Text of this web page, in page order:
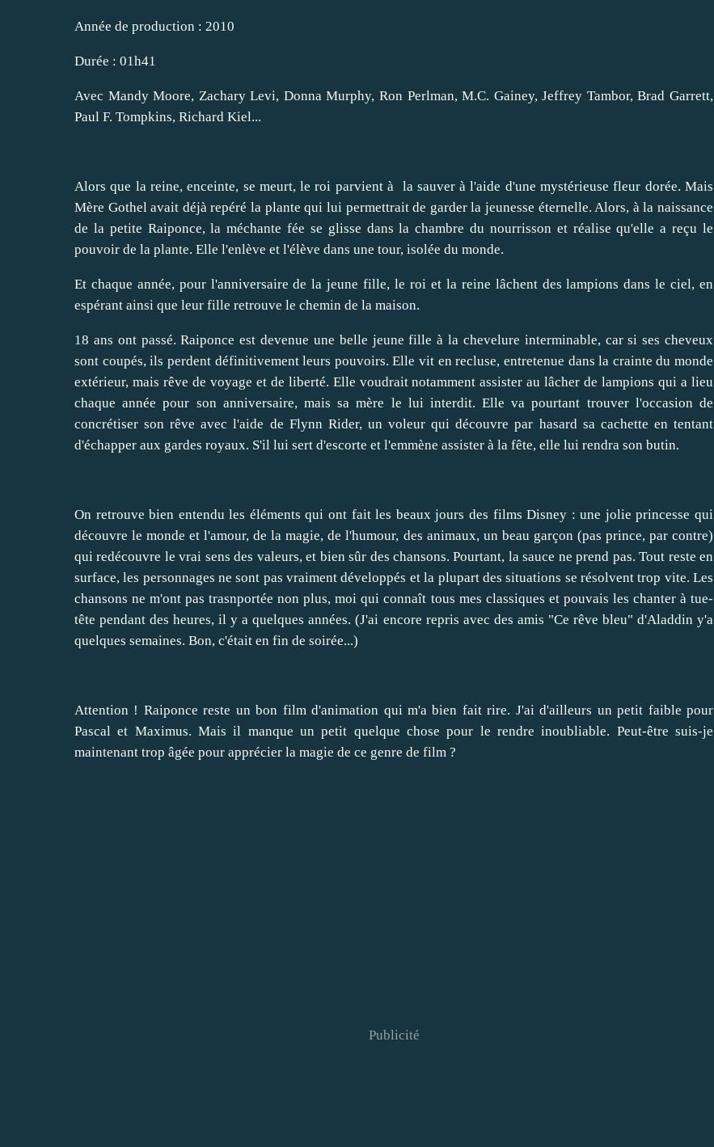
Année de production : 2010
Durée : 01h41
Avec Mandy Moore, Zachary Levi, Donna Murphy, Ron Perlman, M.C. Gainey, Jeffrey Tambor, Brad Garrett,
Paul F. Tompkins, Richard Kiel...
Alors que la reine, enceinte, se meurt, le roi parvient à la sauver à l'aide d'une mystérieuse fleur dorée. Mais
Mère Gothel avait déjà repéré la plante qui lui permettrait de garder la jeunesse éternelle. Alors, à la naissance
de la petite Raiponce, la méchante fée se glisse dans la chambre du nourrisson et réalise qu'elle a reçu le
pouvoir de la plante. Elle l'enlève et l'élève dans une tour, isolée du monde.
Et chaque année, pour l'anniversaire de la jeune fille, le roi et la reine lâchent des lampions dans le ciel, en
espérant ainsi que leur fille retrouve le chemin de la maison.
18 ans ont passé. Raiponce est devenue une belle jeune fille à la chevelure interminable, car si ses cheveux
sont coupés, ils perdent définitivement leurs pouvoirs. Elle vit en recluse, entretenue dans la crainte du monde
extérieur, mais rêve de voyage et de liberté. Elle voudrait notamment assister au lâcher de lampions qui a lieu
chaque année pour son anniversaire, mais sa mère le lui interdit. Elle va pourtant trouver l'occasion de
concrétiser son rêve avec l'aide de Flynn Rider, un voleur qui découvre par hasard sa cachette en tentant
d'échapper aux gardes royaux. S'il lui sert d'escorte et l'emmène assister à la fête, elle lui rendra son butin.
On retrouve bien entendu les éléments qui ont fait les beaux jours des films Disney : une jolie princesse qui
découvre le monde et l'amour, de la magie, de l'humour, des animaux, un beau garçon (pas prince, par contre)
qui redécouvre le vrai sens des valeurs, et bien sûr des chansons. Pourtant, la sauce ne prend pas. Tout reste en
surface, les personnages ne sont pas vraiment développés et la plupart des situations se résolvent trop vite. Les
chansons ne m'ont pas trasnportée non plus, moi qui connaît tous mes classiques et pouvais les chanter à tue-
tête pendant des heures, il y a quelques années. (J'ai encore repris avec des amis "Ce rêve bleu" d'Aladdin y'a
quelques semaines. Bon, c'était en fin de soirée...)
Attention ! Raiponce reste un bon film d'animation qui m'a bien fait rire. J'ai d'ailleurs un petit faible pour
Pascal et Maximus. Mais il manque un petit quelque chose pour le rendre inoubliable. Peut-être suis-je
maintenant trop âgée pour apprécier la magie de ce genre de film ?
Publicité